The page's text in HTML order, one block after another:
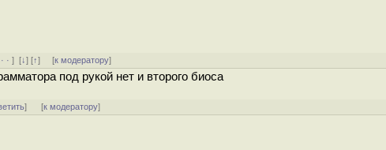
· ·][↓] [↑] [к модератору]
под рукой нет и второго биоса
] [к модератору]